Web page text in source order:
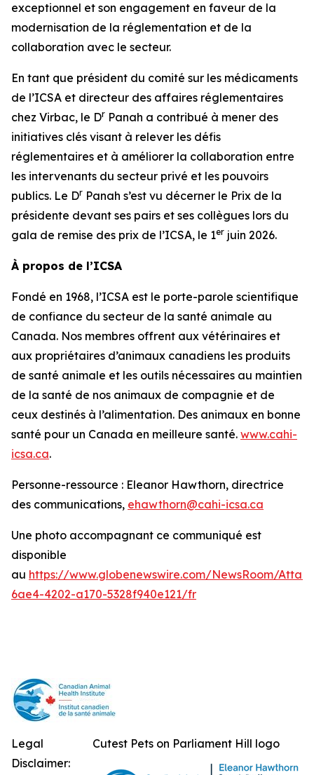
exceptionnel et son engagement en faveur de la
modernisation de la réglementation et de la
collaboration avec le secteur.
En tant que président du comité sur les médicaments
de l’ICSA et directeur des affaires réglementaires
chez Virbac, le Dr Panah a contribué à mener des
initiatives clés visant à relever les défis
réglementaires et à améliorer la collaboration entre
les intervenants du secteur privé et les pouvoirs
publics. Le Dr Panah s’est vu décerner le Prix de la
présidente devant ses pairs et ses collègues lors du
gala de remise des prix de l’ICSA, le 1er juin 2026.
À propos de l’ICSA
Fondé en 1968, l’ICSA est le porte-parole scientifique
de confiance du secteur de la santé animale au
Canada. Nos membres offrent aux vétérinaires et
aux propriétaires d’animaux canadiens les produits
de santé animale et les outils nécessaires au maintien
de la santé de nos animaux de compagnie et de
ceux destinés à l’alimentation. Des animaux en bonne
santé pour un Canada en meilleure santé. www.cahi-
icsa.ca.
Personne-ressource : Eleanor Hawthorn, directrice
des communications, ehawthorn@cahi-icsa.ca
Une photo accompagnant ce communiqué est
disponible
au https://www.globenewswire.com/NewsRoom/
6ae4-4202-a170-5328f940e121/fr
Cutest Pets on Parliament Hill logo
Legal
Disclaimer: